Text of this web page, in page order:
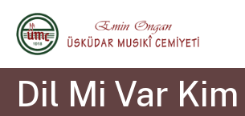
Dil Mi Var